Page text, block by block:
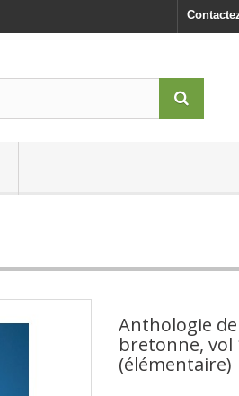
Anthologie
bretonne, vol
(élémentaire)